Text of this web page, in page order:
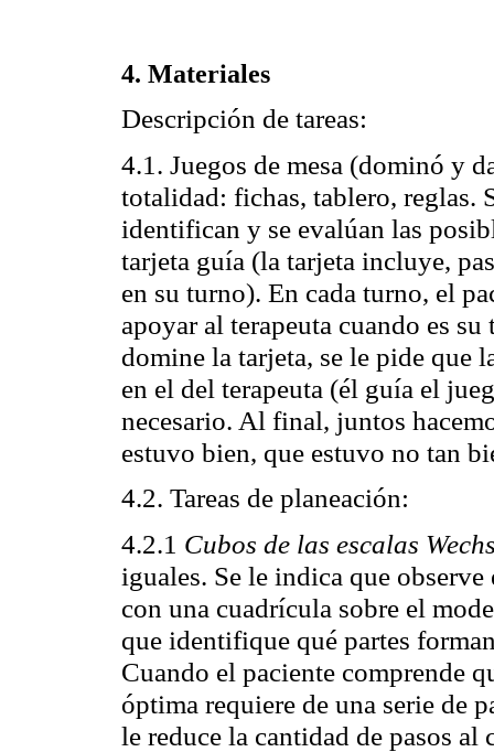
4. Materiales
Descripción de tareas:
4.1. Juegos de mesa (dominó y
totalidad: fichas, tablero, reglas.
identifican y se evalúan las
tarjeta guía (la tarjeta incluye,
en su turno). En cada turno, el
apoyar al terapeuta cuando es
domine la tarjeta, se le pide que
en el del terapeuta (él guía el
necesario. Al final, juntos
estuvo bien, que estuvo no tan
4.2. Tareas de planeación:
4.2.1 Cubos de las escalas
iguales. Se le indica que
con una cuadrícula sobre el
que identifique qué partes
Cuando el paciente comprende
óptima requiere de una serie de
le reduce la cantidad de pasos al